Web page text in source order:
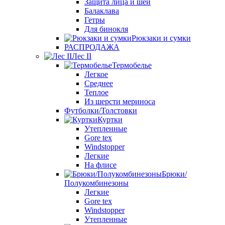
Защита лица и шеи
Балаклава
Гетры
Для бинокля
Рюкзаки и сумки
РАСПРОДАЖА
Лес II
Термобелье
Легкое
Среднее
Теплое
Из шерсти мериноса
Футболки/Толстовки
Куртки
Утепленные
Gore tex
Windstopper
Легкие
На флисе
Брюки/
Полукомбинезоны
Легкие
Gore tex
Windstopper
Утепленные